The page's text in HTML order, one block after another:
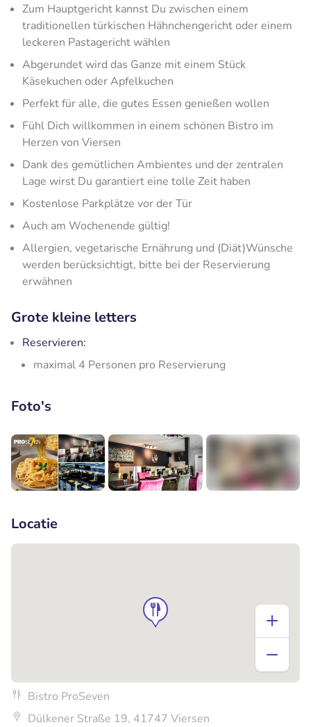
Zum Hauptgericht kannst Du zwischen einem
traditionellen türkischen Hähnchengericht oder einem
leckeren Pastagericht wählen
Abgerundet wird das Ganze mit einem Stück
Käsekuchen oder Apfelkuchen
Perfekt für alle, die gutes Essen genießen wollen
Fühl Dich willkommen in einem schönen Bistro im
Herzen von Viersen
Dank des gemütlichen Ambientes und der zentralen
Lage wirst Du garantiert eine tolle Zeit haben
Kostenlose Parkplätze vor der Tür
Auch am Wochenende gültig!
Allergien, vegetarische Ernährung und (Diät)Wünsche
werden berücksichtigt, bitte bei der Reservierung
erwähnen
Grote kleine letters
Reservieren:
maximal 4 Personen pro Reservierung
Foto's
Locatie
Bistro ProSeven
Dülkener Straße 19, 41747 Viersen